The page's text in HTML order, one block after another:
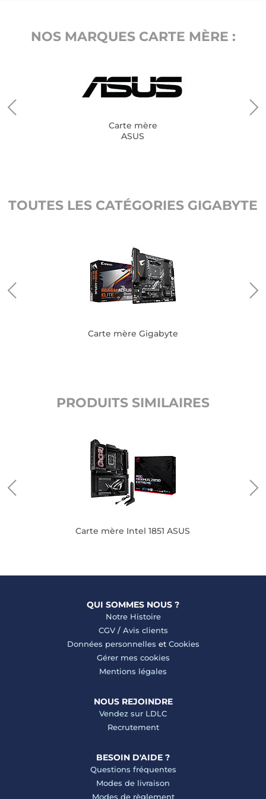
NOS MARQUES CARTE MÈRE :
Carte mère
ASUS
TOUTES LES CATÉGORIES GIGABYTE
Carte mère Gigabyte
PRODUITS SIMILAIRES
Carte mère Intel 1851 ASUS
QUI SOMMES NOUS ?
Notre Histoire
CGV/ Avis clients
Données personnelles et Cookies
Gérer mes cookies
Mentions légales
NOUS REJOINDRE
Vendez sur LDLC
Recrutement
BESOIN D'AIDE ?
Questions fréquentes
Modes de livraison
Modes de règlement